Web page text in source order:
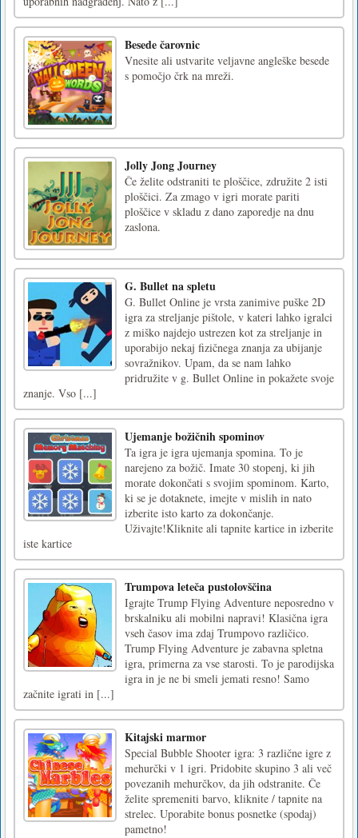
Besede čarovnic
Vnesite ali ustvarite veljavne angleške besede
s pomočjo črk na mreži.
Jolly Jong Journey
Če želite odstraniti te ploščice, združite 2 isti
ploščici. Za zmago v igri morate pariti
ploščice v skladu z dano zaporedje na dnu
zaslona.
G. Bullet na spletu
G. Bullet Online je vrsta zanimive puške 2D
igra za streljanje pištole, v kateri lahko igralci
z miško najdejo ustrezen kot za streljanje in
uporabijo nekaj fizičnega znanja za ubijanje
sovražnikov. Upam, da se nam lahko
pridružite v g. Bullet Online in pokažete svoje
znanje. Vso [...]
Ujemanje božičnih spominov
Ta igra je igra ujemanja spomina. To je
narejeno za božič. Imate 30 stopenj, ki jih
morate dokončati s svojim spominom. Karto,
ki se je dotaknete, imejte v mislih in nato
izberite isto karto za dokončanje.
Uživajte!Kliknite ali tapnite kartice in izberite
iste kartice
Trumpova leteča pustolovščina
Igrajte Trump Flying Adventure neposredno v
brskalniku ali mobilni napravi! Klasična igra
vseh časov ima zdaj Trumpovo različico.
Trump Flying Adventure je zabavna spletna
igra, primerna za vse starosti. To je parodijska
igra in je ne bi smeli jemati resno! Samo
začnite igrati in [...]
Kitajski marmor
Special Bubble Shooter igra: 3 različne igre z
mehurčki v 1 igri. Pridobite skupino 3 ali več
povezanih mehurčkov, da jih odstranite. Če
želite spremeniti barvo, kliknite / tapnite na
strelec. Uporabite bonus posnetke (spodaj)
pametno!